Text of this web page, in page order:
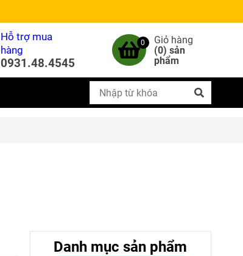
Hỗ trợ mua
hàng
0931.48.4545
0
Giỏ hàng
(0) sản
phẩm
Danh mục sản phẩm